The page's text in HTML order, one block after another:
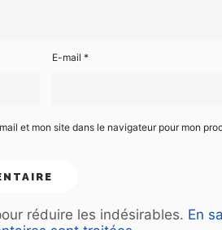
E-mail *
et mon site dans le navigateur pour mon
réduire les indésirables. En